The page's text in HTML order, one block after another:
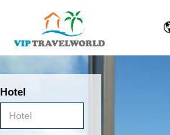
Hotel